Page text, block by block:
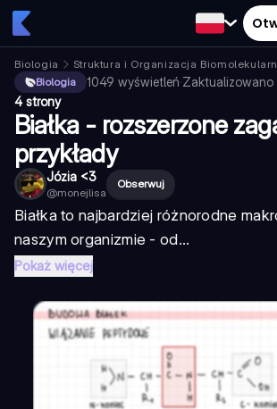
Biologia Struktura i Organizacja
Biologia
1049 wyświetleń·Zaktualizowano
4 strony
Białka - rozszerzone
przykłady
Józia <3
@monejlisa
Obserwuj
Białka to najbardziej różnorodne
naszym organizmie - od...
Pokaż więcej